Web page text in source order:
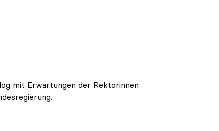
mit Erwartungen der Rektorinnen